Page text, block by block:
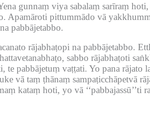
gunnaṃ viya sabalaṃ sarīraṃ
Apamāroti pittummādo vā
pabbājetabbo.
rājabhaṭopi na pabbājetabbo.
sabbo rājabhaṭoti
te pabbājetuṃ vaṭṭati. Yo pana rājato
vā taṃ ṭhānaṃ sampaṭicchāpetvā
kataṃ hoti, yo vā ‘‘pabbajassū’’ti